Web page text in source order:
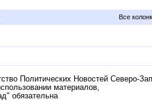
Все
Политических Новостей Северо-
материалов,
обязательна